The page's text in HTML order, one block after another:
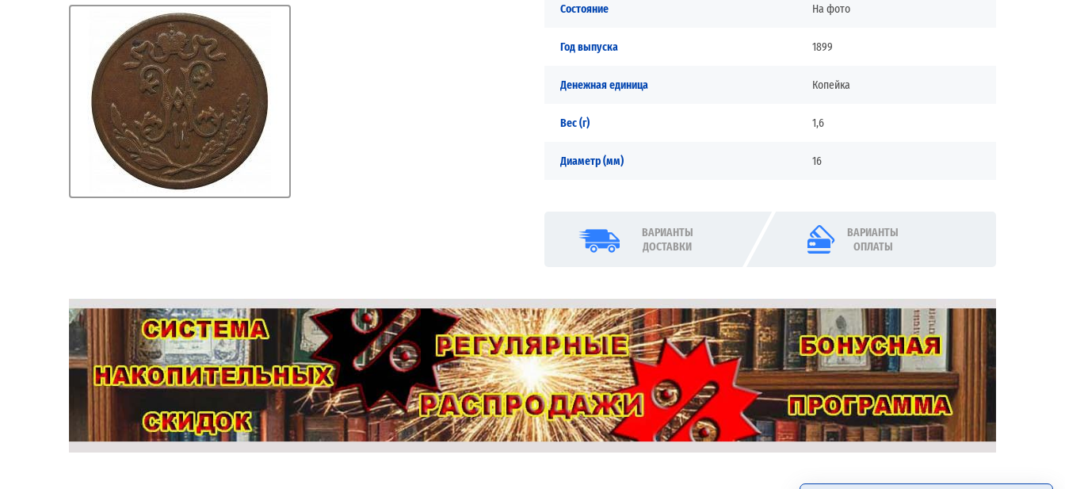
Состояние На фото
Год выпуска 1899
Денежная единица Копейка
Вес (г) 1,6
Диаметр (мм) 16
ВАРИАНТЫ
ДОСТАВКИ
ВАРИАНТЫ
ОПЛАТЫ